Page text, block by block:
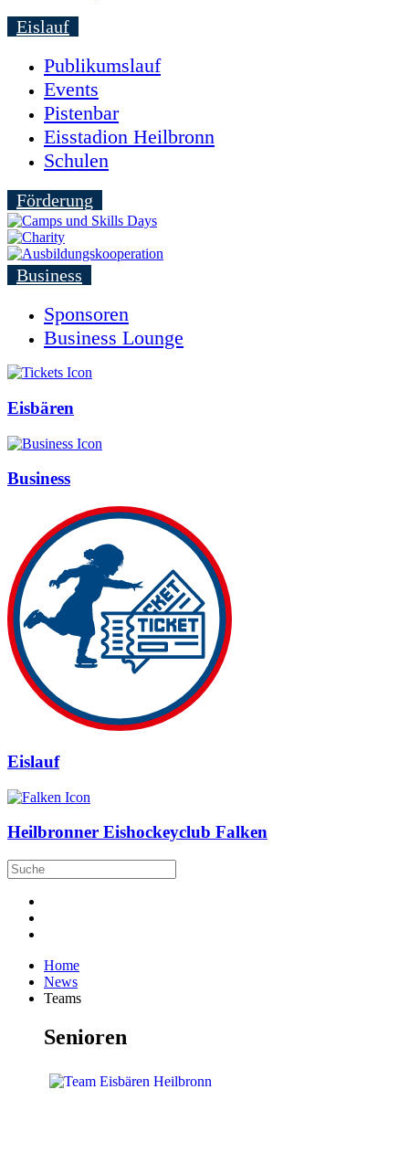
Eislauf
Publikumslauf
Events
Pistenbar
Eisstadion Heilbronn
Schulen
Förderung
Business
Sponsoren
Business Lounge
Eisbären
Business
Eislauf
Heilbronner Eishockeyclub Falken
Home
News
Teams
Senioren